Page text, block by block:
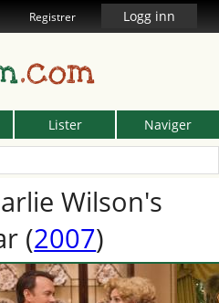
Registrer Logg inn
.com
Lister Naviger
Wilson's
(2007)